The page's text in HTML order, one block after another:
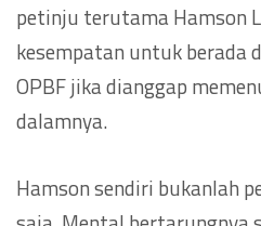
petinju terutama Hamson
kesempatan untuk berada
OPBF jika dianggap
dalamnya.
Hamson sendiri bukanlah